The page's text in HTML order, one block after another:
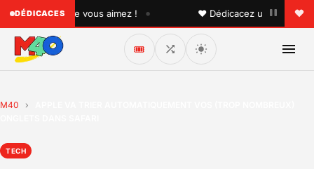
DÉDICACESque vous aimez ! • ♥ Dédicacez un titre à vos
🎟️
M40 ›
TECH